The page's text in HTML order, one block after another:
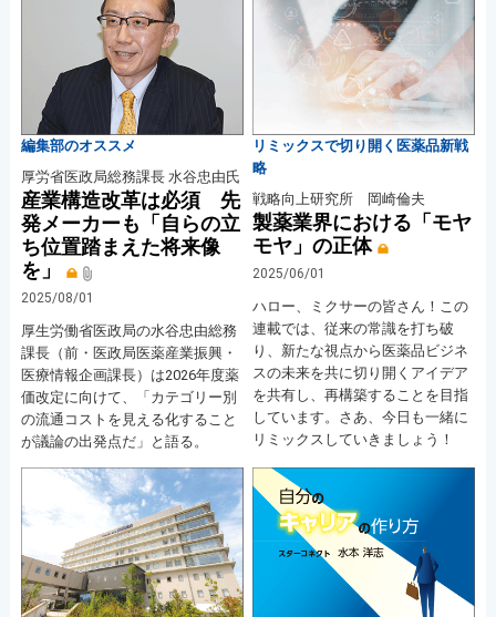
編集部のオススメ
厚労省医政局総務課長 水谷忠由氏
産業構造改革は必須 先
発メーカーも「自らの立
ち位置踏まえた将来像
を」
2025/08/01
厚生労働省医政局の水谷忠由総務
課長（前・医政局医薬産業振興・
医療情報企画課長）は2026年度薬
価改定に向けて、「カテゴリー別
の流通コストを見える化すること
が議論の出発点だ」と語る。
リミックスで切り開く医薬品新戦
略
戦略向上研究所 岡崎倫夫
製薬業界における「モヤ
モヤ」の正体
2025/06/01
ハロー、ミクサーの皆さん！この
連載では、従来の常識を打ち破
り、新たな視点から医薬品ビジネ
スの未来を共に切り開くアイデア
を共有し、再構築することを目指
しています。さあ、今日も一緒に
リミックスしていきましょう！